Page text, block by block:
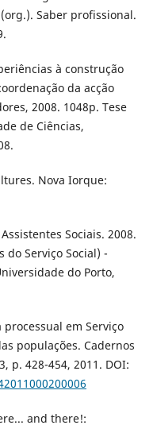
Saber profissional.
à construção
da acção
2008. 1048p. Tese
de Ciências,
Nova Iorque:
Sociais. 2008.
do Serviço Social) -
do Porto,
processual em Serviço
populações. Cadernos
p. 428-454, 2011. DOI:
and there!: